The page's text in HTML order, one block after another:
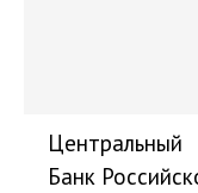
Центральный
Банк